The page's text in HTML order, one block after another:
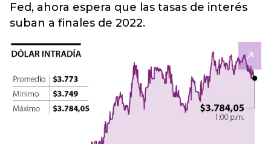
Fed, ahora espera que las tasas de interés
suban a finales de 2022.